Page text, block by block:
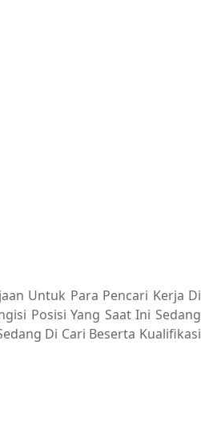
Untuk Para Pencari Kerja Di
Posisi Yang Saat Ini Sedang
Di Cari Beserta Kualifikasi